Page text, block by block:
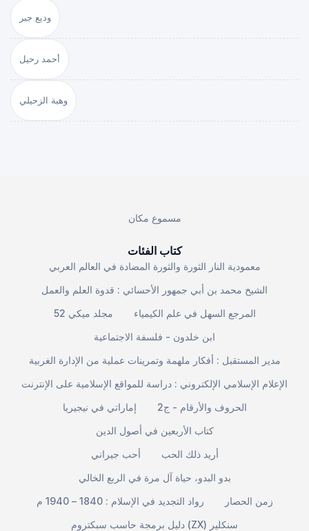
وديع جبر
أحمد رحيل
وهبة الزحيلي
مسموع مكان
كتاب الفئات
معمودية النار الثورة والثورة المضادة في العالم العربي
الشيخ محمد بن أبي جمهور الأحسائي : قدوة العلم والعمل
مجلد ميكي 52
المرجع السهل في علم الكيمياء
ابن خلدون - فلسفة الاجتماعية
مدير المستقبل : أفكار ملهمة وتمرينات عملية من الإدارة الغربية
الإعلام الإسلامي الإلكتروني : دراسة للمواقع الإسلامية على الإنترنت
إماراتي في نيجيريا
الحروف والأرقام - ج2
كتاب الأربعين في أصول الدين
أحب جيراني
أريد ذلك الحب
بدو البدو، حياة آل مرة في الربع الخالي
رواد التجديد في الإسلام : 1840 – 1940 م
زمن الحصار
دليل برمجة حاسب سبكتروم (ZX) سنكلير